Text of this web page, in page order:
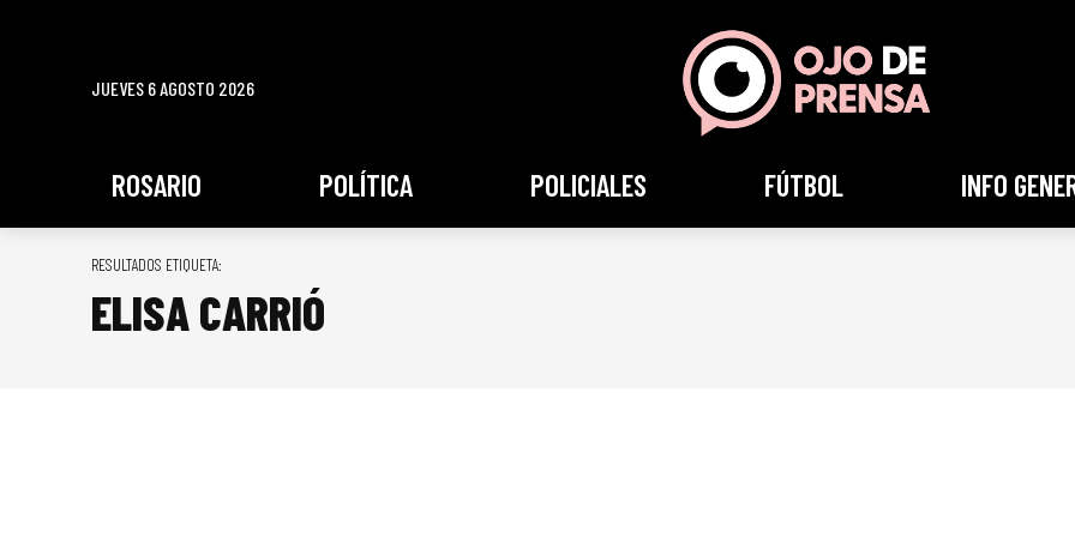
JUEVES 6 AGOSTO 2026
ROSARIO POLÍTICA POLICIALES FÚTBOL INFO
RESULTADOS ETIQUETA:
ELISA CARRIÓ